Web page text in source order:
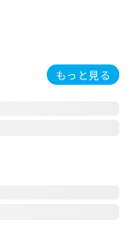
もっと見る